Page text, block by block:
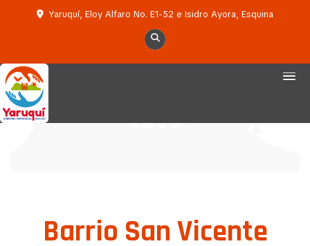
Yaruquí, Eloy Alfaro No. E1-52 e Isidro Ayora, Esquina
Barrio San Vicente